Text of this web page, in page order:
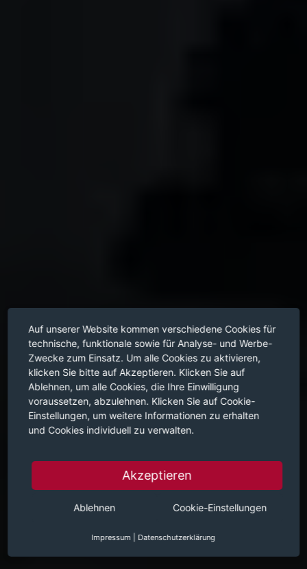
Auf unserer Website kommen verschiedene Cookies für
technische, funktionale sowie für Analyse- und Werbe-
Zwecke zum Einsatz. Um alle Cookies zu aktivieren,
klicken Sie bitte auf Akzeptieren. Klicken Sie auf
Ablehnen, um alle Cookies, die Ihre Einwilligung
voraussetzen, abzulehnen. Klicken Sie auf Cookie-
Einstellungen, um weitere Informationen zu erhalten
und Cookies individuell zu verwalten.
Akzeptieren
Ablehnen Cookie-Einstellungen
Impressum Datenschutzerklärung